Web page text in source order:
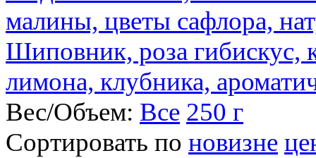
малины, цветы сафлора,
Шиповник, роза гибискус,
лимона, клубника,
Вес/Объем: Все 250 г
Сортировать по новизне